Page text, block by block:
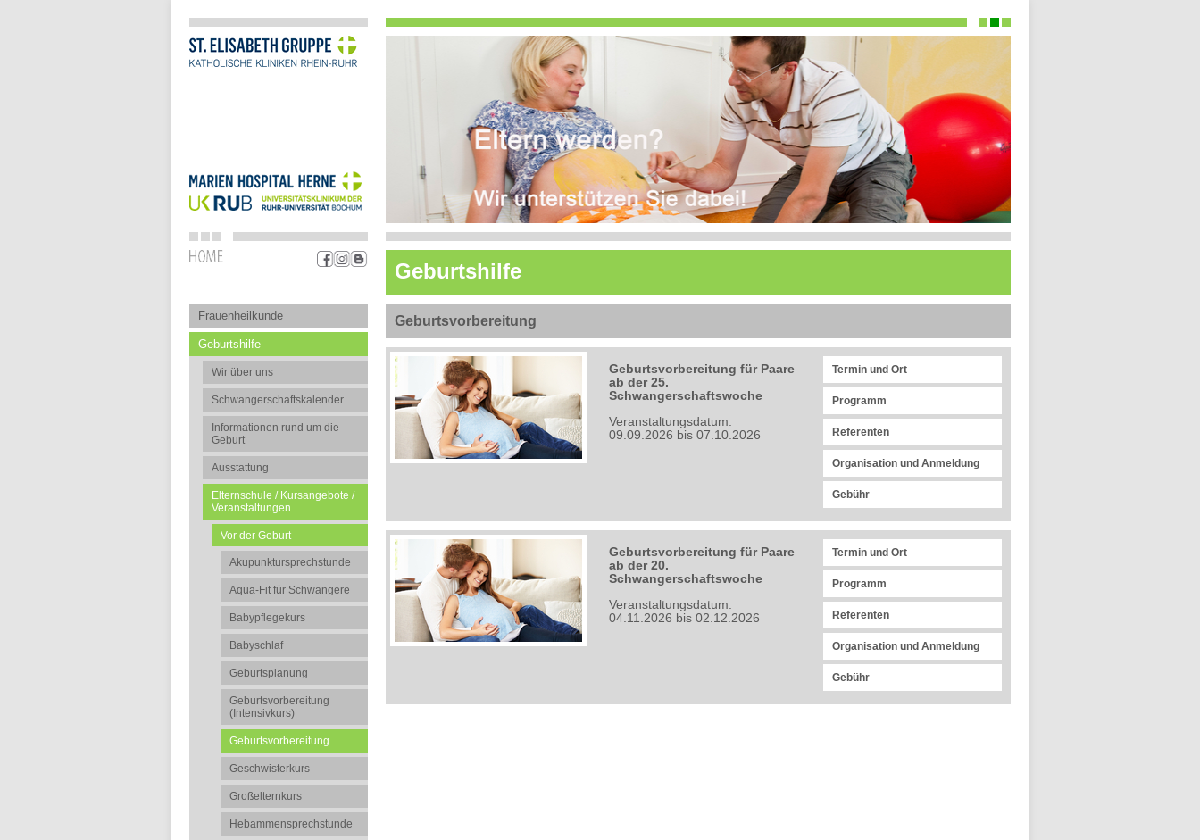
Geburtshilfe
Frauenheilkunde
Geburtshilfe
Wir über uns
Schwangerschaftskalender
Informationen rund um die
Geburt
Ausstattung
Elternschule / Kursangebote /
Veranstaltungen
Vor der Geburt
Akupunktursprechstunde
Aqua-Fit für Schwangere
Babypflegekurs
Babyschlaf
Geburtsplanung
Geburtsvorbereitung
(Intensivkurs)
Geburtsvorbereitung
Geschwisterkurs
Großelternkurs
Hebammensprechstunde
Geburtsvorbereitung
Geburtsvorbereitung für Paare
ab der 25.
Schwangerschaftswoche
Veranstaltungsdatum:
09.09.2026 bis 07.10.2026
Termin und Ort
Programm
Referenten
Organisation und Anmeldung
Gebühr
Geburtsvorbereitung für Paare
ab der 20.
Schwangerschaftswoche
Veranstaltungsdatum:
04.11.2026 bis 02.12.2026
Termin und Ort
Programm
Referenten
Organisation und Anmeldung
Gebühr